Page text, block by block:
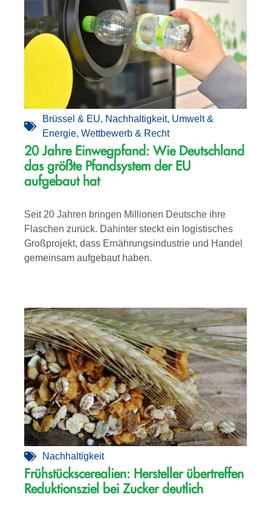
Brüssel & EU, Nachhaltigkeit, Umwelt &
Energie, Wettbewerb & Recht
20 Jahre Einwegpfand: Wie Deutschland
das größte Pfandsystem der EU
aufgebaut hat
Seit 20 Jahren bringen Millionen Deutsche ihre
Flaschen zurück. Dahinter steckt ein logistisches
Großprojekt, dass Ernährungsindustrie und Handel
gemeinsam aufgebaut haben.
Nachhaltigkeit
Frühstückscerealien: Hersteller übertreffen
Reduktionsziel bei Zucker deutlich